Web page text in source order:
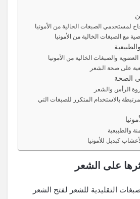
لمستخدمي الصبغات الخالية من الأمونيا
مع الصبغات الخالية من الأمونيا
والصبغات الخالية من الأمونيا
على صحة الشعر
الصحة
الرأس والشعر
بالاستخدام المتكرر للصبغات التي
والطبيعية
كبديل للأمونيا
على الشعر
التقليدية للشعر لفتح الشعر